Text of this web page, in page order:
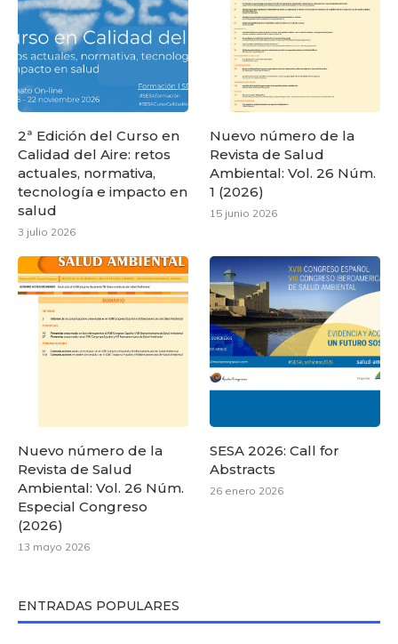
2ª Edición del Curso en
Calidad del Aire: retos
actuales, normativa,
tecnología e impacto en
salud
3 julio 2026
Nuevo número de la
Revista de Salud
Ambiental: Vol. 26 Núm.
1 (2026)
15 junio 2026
Nuevo número de la
Revista de Salud
Ambiental: Vol. 26 Núm.
Especial Congreso
(2026)
13 mayo 2026
SESA 2026: Call for
Abstracts
26 enero 2026
ENTRADAS POPULARES